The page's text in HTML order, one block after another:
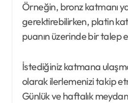
Örneğin, bronz katmanı
gerektirebilirken, platin
puanın üzerinde bir talep
İstediğiniz katmana
olarak ilerlemenizi takip
Günlük ve haftalık